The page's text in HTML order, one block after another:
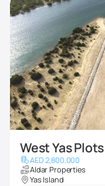
West Yas Plots
AED 2,800,000
Aldar Properties
Yas Island